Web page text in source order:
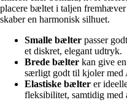
placere bæltet i taljen
skaber en harmonisk silhuet.
Smalle bælter passer
et diskret, elegant udtryk.
Brede bælter kan give
særligt godt til kjoler med
Elastiske bælter er
fleksibilitet, samtidig med